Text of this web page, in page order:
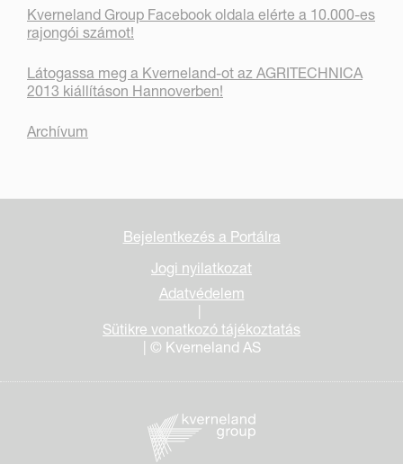
Kverneland Group Facebook oldala elérte a 10.000-es
rajongói számot!
Látogassa meg a Kverneland-ot az AGRITECHNICA
2013 kiállításon Hannoverben!
Archívum
Bejelentkezés a Portálra
Jogi nyilatkozat
Adatvédelem
|
Sütikre vonatkozó tájékoztatás
| © Kverneland AS